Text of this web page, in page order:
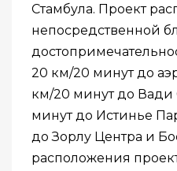
Стамбула. Проект
непосредственной
20 км/20 минут до
км/20 минут до Вади
минут до Истинье
до Зорлу Центра и
расположения